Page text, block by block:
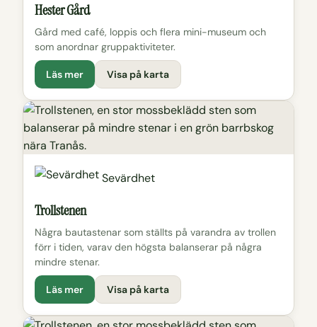
Hester Gård
Gård med café, loppis och flera mini-museum och
som anordnar gruppaktiviteter.
Läs mer Visa på karta
Sevärdhet
Trollstenen
Några bautastenar som ställts på varandra av trollen
förr i tiden, varav den högsta balanserar på några
mindre stenar.
Läs mer Visa på karta